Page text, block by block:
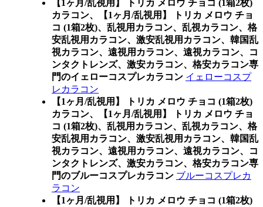
【1ヶ月/乱視用】 トリカ メロウ チョコ (1箱2枚)
カラコン、
【1ヶ月/乱視用】 トリカ メロウ チョ
コ (1箱2枚)、乱視用カラコン、乱視カラコン、格
安乱視用カラコン、激安乱視用カラコン、韓国乱
視カラコン、遠視用カラコン、遠視カラコン、コ
ンタクトレンズ、激安カラコン、格安カラコン専
門のイェローコスプレカラコン イェローコスプ
レカラコン
【1ヶ月/乱視用】 トリカ メロウ チョコ (1箱2枚)
カラコン、
【1ヶ月/乱視用】 トリカ メロウ チョ
コ (1箱2枚)、乱視用カラコン、乱視カラコン、格
安乱視用カラコン、激安乱視用カラコン、韓国乱
視カラコン、遠視用カラコン、遠視カラコン、コ
ンタクトレンズ、激安カラコン、格安カラコン専
門のブルーコスプレカラコン ブルーコスプレカ
ラコン
【1ヶ月/乱視用】 トリカ メロウ チョコ (1箱2枚)